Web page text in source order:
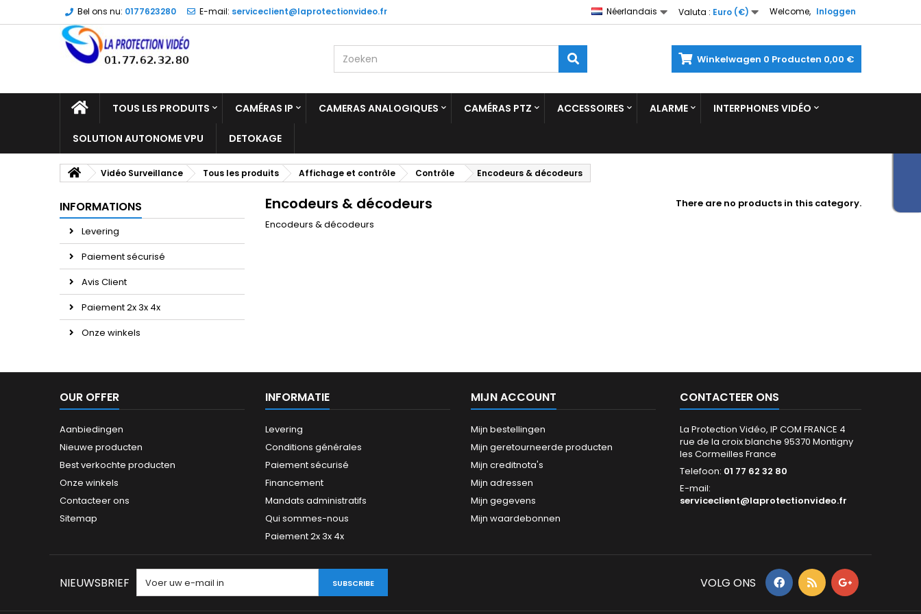
Welcome, Inloggen
Valuta : Euro (€)
Néerlandais
Bel ons nu: 0177623280 E-mail: serviceclient@laprotectionvideo.fr
Winkelwagen 0 Producten 0,00 €
TOUS LES PRODUITS CAMÉRAS IP CAMERAS ANALOGIQUES CAMÉRAS PTZ ACCESSOIRES ALARME INTERPHONES VIDÉO
SOLUTION AUTONOME VPU DETOKAGE
Vidéo Surveillance Tous les produits Affichage et contrôle Contrôle Encodeurs & décodeurs
INFORMATIONS
Levering
Paiement sécurisé
Avis Client
Paiement 2x 3x 4x
Onze winkels
Encodeurs & décodeurs
There are no products in this category.
Encodeurs & décodeurs
OUR OFFER
Aanbiedingen
Nieuwe producten
Best verkochte producten
Onze winkels
Contacteer ons
Sitemap
INFORMATIE
Levering
Conditions générales
Paiement sécurisé
Financement
Mandats administratifs
Qui sommes-nous
Paiement 2x 3x 4x
MIJN ACCOUNT
Mijn bestellingen
Mijn geretourneerde producten
Mijn creditnota's
Mijn adressen
Mijn gegevens
Mijn waardebonnen
CONTACTEER ONS
La Protection Vidéo, IP COM FRANCE 4
rue de la croix blanche 95370 Montigny
les Cormeilles France
Telefoon: 01 77 62 32 80
E-mail:
serviceclient@laprotectionvideo.fr
NIEUWSBRIEF SUBSCRIBE VOLG ONS